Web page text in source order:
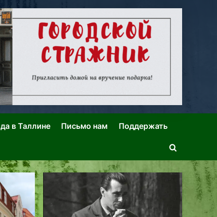
в Таллине Письмо нам Поддержать
Toggle
search